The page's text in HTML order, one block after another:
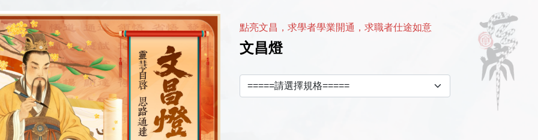
點亮文昌，求學者學業開通，求職者仕途如意
文昌燈